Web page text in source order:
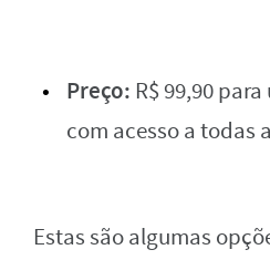
Preço: R$ 99,90
com acesso a todas
Estas são algumas